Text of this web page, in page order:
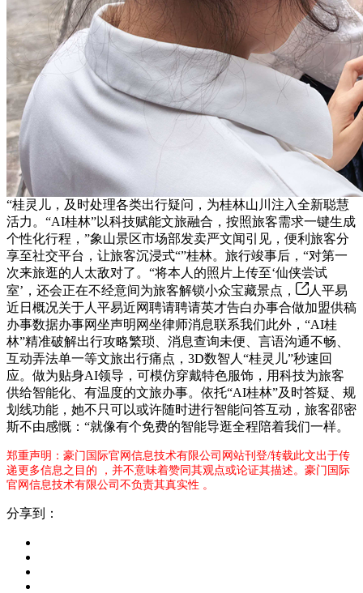
“桂灵儿，及时处理各类出行疑问，为桂林山川注入全新聪慧
活力。“AI桂林”以科技赋能文旅融合，按照旅客需求一键生成
个性化行程，”象山景区市场部发卖严文闻引见，便利旅客分
享至社交平台，让旅客沉浸式“”桂林。旅行竣事后，“对第一
次来旅逛的人太敌对了。“将本人的照片上传至‘仙侠尝试
室’，还会正在不经意间为旅客解锁小众宝藏景点，
人平易
近日概况关于人平易近网聘请聘请英才告白办事合做加盟供稿
办事数据办事网坐声明网坐律师消息联系我们此外，“AI桂
林”精准破解出行攻略繁琐、消息查询未便、言语沟通不畅、
互动弄法单一等文旅出行痛点，3D数智人“桂灵儿”秒速回
应。做为贴身AI领导，可模仿穿戴特色服饰，用科技为旅客
供给智能化、有温度的文旅办事。依托“AI桂林”及时答疑、规
划线功能，她不只可以或许随时进行智能问答互动，旅客邵密
斯不由感慨：“就像有个免费的智能导逛全程陪着我们一样。
郑重声明：豪门国际官网信息技术有限公司网站刊登/转载此文出于传
递更多信息之目的 ，并不意味着赞同其观点或论证其描述。豪门国际
官网信息技术有限公司不负责其真实性 。
分享到：